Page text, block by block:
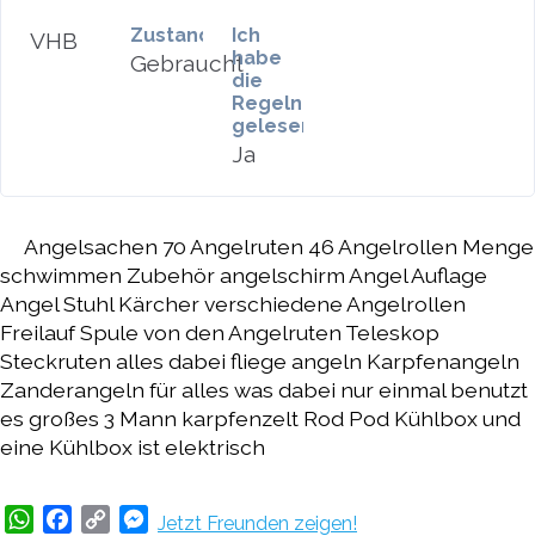
VHB Zustand
Gebraucht
Ich
habe
die
Regeln
gelesen
Ja
Angelsachen 70 Angelruten 46 Angelrollen Menge
schwimmen Zubehör angelschirm Angel Auflage
Angel Stuhl Kärcher verschiedene Angelrollen
Freilauf Spule von den Angelruten Teleskop
Steckruten alles dabei fliege angeln Karpfenangeln
Zanderangeln für alles was dabei nur einmal benutzt
es großes 3 Mann karpfenzelt Rod Pod Kühlbox und
eine Kühlbox ist elektrisch
WhatsApp
Facebook
Copy Messenger
Jetzt Freunden zeigen!